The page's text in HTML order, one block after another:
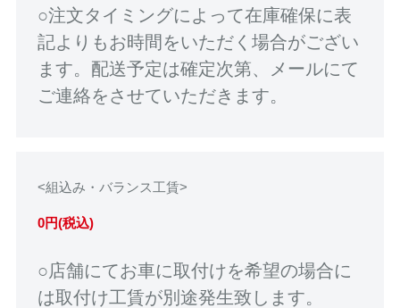
○注文タイミングによって在庫確保に表
記よりもお時間をいただく場合がござい
ます。配送予定は確定次第、メールにて
ご連絡をさせていただきます。
<組込み・バランス工賃>
0円(税込)
○店舗にてお車に取付けを希望の場合に
は取付け工賃が別途発生致します。